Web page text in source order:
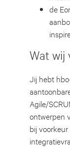
de
Wat wij
Jij hebt
Agile/
ontwerpen
bij